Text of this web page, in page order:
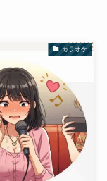
カラオケ